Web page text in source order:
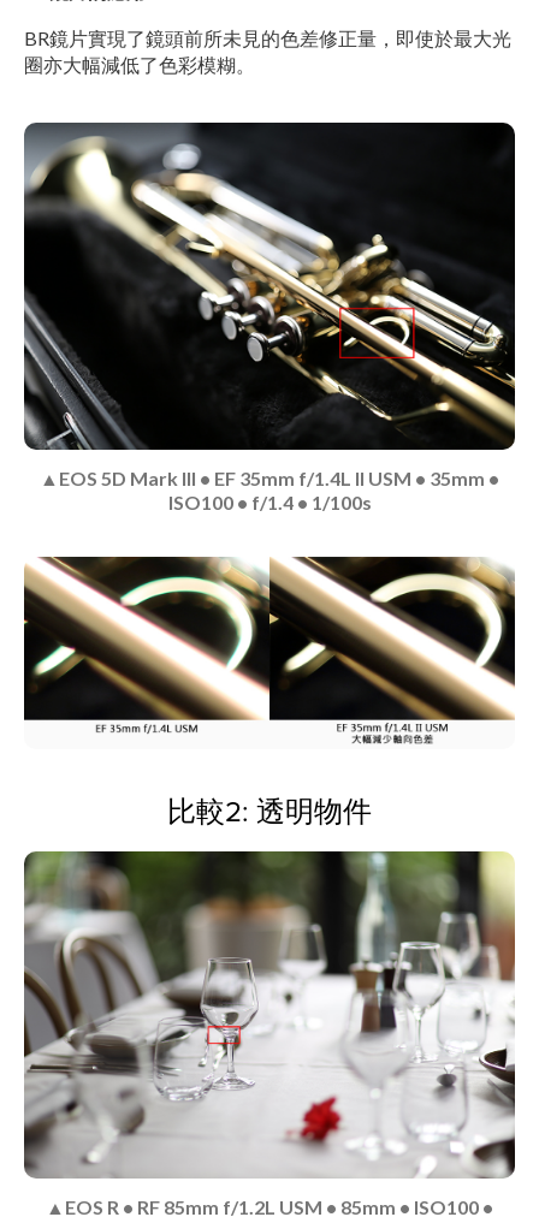
BR鏡片實現了鏡頭前所未見的色差修正量，即使於最大光
圈亦大幅減低了色彩模糊。
▲EOS 5D Mark III • EF 35mm f/1.4L II USM • 35mm •
ISO100 • f/1.4 • 1/100s
比較2: 透明物件
▲ EOS R • RF 85mm f/1.2L USM • 85mm • ISO100 •